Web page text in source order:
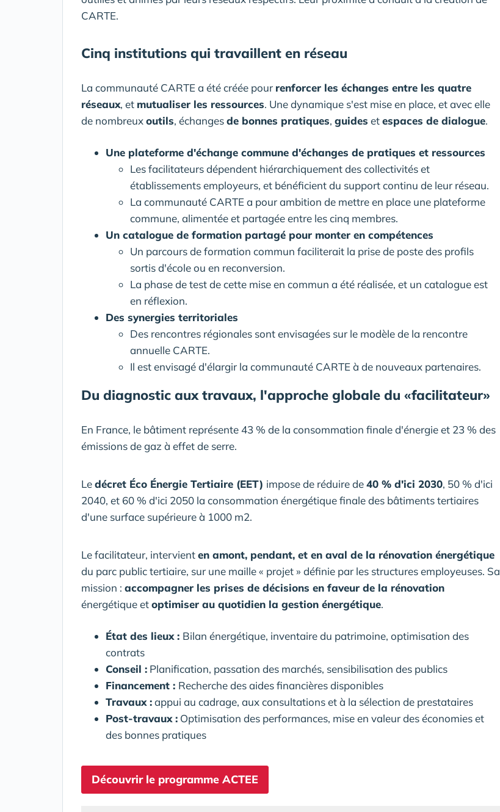
CARTE.
Cinq institutions qui travaillent en réseau
La communauté CARTE a été créée pour renforcer les échanges entre les quatre
réseaux, et mutualiser les ressources. Une dynamique s'est mise en place, et avec elle
de nombreuxoutils, échangesde bonnes pratiques, guides etespaces de dialogue.
Une plateforme d'échange commune d'échanges de pratiques et ressources
Les facilitateurs dépendent hiérarchiquement des collectivités et
établissements employeurs, et bénéficient du support continu de leur réseau.
La communauté CARTE a pour ambition de mettre en place une plateforme
commune, alimentée et partagée entre les cinq membres.
Un catalogue de formation partagé pour monter en compétences
Un parcours de formation commun faciliterait la prise de poste des profils
sortis d'école ou en reconversion.
La phase de test de cette mise en commun a été réalisée, et un catalogue est
en réflexion.
Des synergies territoriales
Des rencontres régionales sont envisagées sur le modèle de la rencontre
annuelle CARTE.
Il est envisagé d'élargir la communauté CARTE à de nouveaux partenaires.
Du diagnostic aux travaux, l'approche globale du «facilitateur»
En France, le bâtiment représente 43 % de la consommation finale d'énergie et 23 % des
émissions de gaz à effet de serre.
Ledécret Éco Énergie Tertiaire (EET) impose de réduire de40 % d'ici 2030, 50 % d'ici
2040, et 60 % d'ici 2050 la consommation énergétique finale des bâtiments tertiaires
d'une surface supérieure à 1000 m2.
Le facilitateur, intervienten amont, pendant, et en aval de la rénovation énergétique
du parc public tertiaire, sur une maille « projet » définie par les structures employeuses. Sa
mission : accompagner les prises de décisions en faveur de la rénovation
énergétique etoptimiser au quotidien la gestion énergétique.
État des lieux : Bilan énergétique, inventaire du patrimoine, optimisation des
contrats
Conseil : Planification, passation des marchés, sensibilisation des publics
Financement : Recherche des aides financières disponibles
Travaux :appui au cadrage, aux consultations et à la sélection de prestataires
Post-travaux : Optimisation des performances, mise en valeur des économies et
des bonnes pratiques
Découvrir le programme ACTEE